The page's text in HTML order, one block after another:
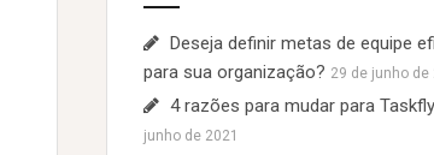
r
p
o
r
:
Deseja definir metas de equipe
para sua organização? 29 de junho de
4 razões para mudar para Taskfly
junho de 2021